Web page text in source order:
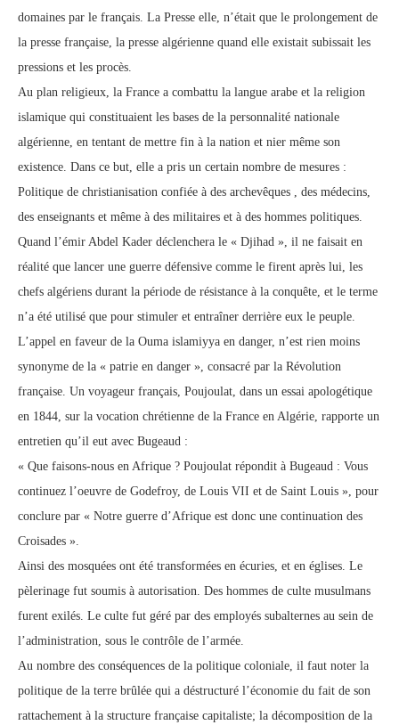
domaines par le français. La Presse elle, n’était que le prolongement de
la presse française, la presse algérienne quand elle existait subissait les
pressions et les procès.
Au plan religieux, la France a combattu la langue arabe et la religion
islamique qui constituaient les bases de la personnalité nationale
algérienne, en tentant de mettre fin à la nation et nier même son
existence. Dans ce but, elle a pris un certain nombre de mesures :
Politique de christianisation confiée à des archevêques , des médecins,
des enseignants et même à des militaires et à des hommes politiques.
Quand l’émir Abdel Kader déclenchera le « Djihad », il ne faisait en
réalité que lancer une guerre défensive comme le firent après lui, les
chefs algériens durant la période de résistance à la conquête, et le terme
n’a été utilisé que pour stimuler et entraîner derrière eux le peuple.
L’appel en faveur de la Ouma islamiyya en danger, n’est rien moins
synonyme de la « patrie en danger », consacré par la Révolution
française. Un voyageur français, Poujoulat, dans un essai apologétique
en 1844, sur la vocation chrétienne de la France en Algérie, rapporte un
entretien qu’il eut avec Bugeaud :
« Que faisons-nous en Afrique ? Poujoulat répondit à Bugeaud : Vous
continuez l’oeuvre de Godefroy, de Louis VII et de Saint Louis », pour
conclure par « Notre guerre d’Afrique est donc une continuation des
Croisades ».
Ainsi des mosquées ont été transformées en écuries, et en églises. Le
pèlerinage fut soumis à autorisation. Des hommes de culte musulmans
furent exilés. Le culte fut géré par des employés subalternes au sein de
l’administration, sous le contrôle de l’armée.
Au nombre des conséquences de la politique coloniale, il faut noter la
politique de la terre brûlée qui a déstructuré l’économie du fait de son
rattachement à la structure française capitaliste; la décomposition de la